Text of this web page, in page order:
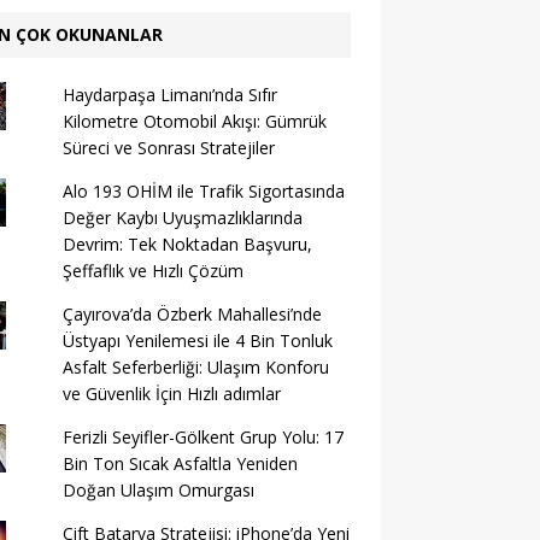
ÇOK OKUNANLAR
Haydarpaşa Limanı’nda Sıfır
Kilometre Otomobil Akışı: Gümrük
Süreci ve Sonrası Stratejiler
Alo 193 OHİM ile Trafik Sigortasında
Değer Kaybı Uyuşmazlıklarında
Devrim: Tek Noktadan Başvuru,
Şeffaflık ve Hızlı Çözüm
Çayırova’da Özberk Mahallesi’nde
Üstyapı Yenilemesi ile 4 Bin Tonluk
Asfalt Seferberliği: Ulaşım Konforu
ve Güvenlik İçin Hızlı adımlar
Ferizli Seyifler-Gölkent Grup Yolu: 17
Bin Ton Sıcak Asfaltla Yeniden
Doğan Ulaşım Omurgası
Çift Batarya Stratejisi: iPhone’da Yeni